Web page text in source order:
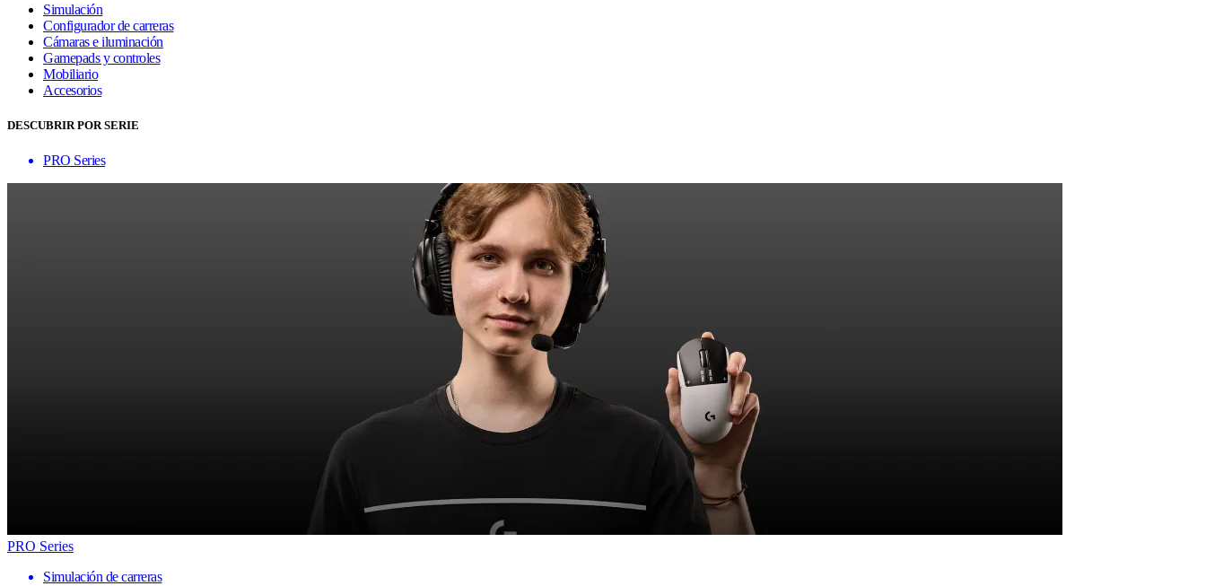
Simulación
Configurador de carreras
Cámaras e iluminación
Gamepads y controles
Mobiliario
Accesorios
DESCUBRIR POR SERIE
PRO Series
PRO Series
Simulación de carreras